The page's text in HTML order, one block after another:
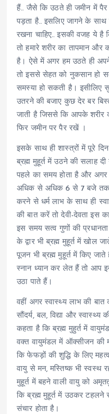
हैं.. जैसे कि उठते ही जमीन में
पड़ता है.. इसलिए जागने के साथ
रखना चाहिए.. इसकी वजह ये
तो हमारे शरीर का तापमान
है। ऐसे में अगर हम उठते ही
तो इससे सेहत को नुकसान हो
समस्या हो सकती है। इसीलिए
उतरने की बजाए कुछ देर बर
जाती है जिससे कि आपके शरीर
फिर जमीन पर पैर रखें ।
इसके साथ ही शास्त्रों में पूरे
ब्रह्म मुहूर्त में उठने की सलाह दी
पहले का समय होता है और
अधिक से अधिक 6 से 7 बजे तक
करने से धर्म लाभ के साथ ही
की बात करें तो देवी-देवता इस
इस समय सत्व गुणों की प्रधानता
के द्वार भी ब्रह्म मुहूर्त में खोल
पूजन भी ब्रह्म मुहूर्त में किए
स्नान ध्यान कर लेत हैं तो आप
उठा पाते हैं।
वहीं अगर स्वास्थ्य लाभ की बात
सौंदर्य, बल, विद्या और स्वास्थ्य
कहता है कि ब्रह्म मुहुर्त में
वक्त वायुमंडल में ऑक्सीजन की
कि फेफड़ों की शुद्धि के लिए
वायु से मन, मस्तिष्क भी स्वस्थ
मुहूर्त में बहने वाली वायु को
कि ब्रह्म मुहूर्त में उठकर टहलने
संचार होता है।